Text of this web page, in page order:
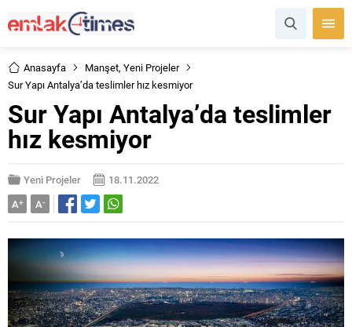
Anasayfa Manşet, Yeni Projeler
Sur Yapı Antalya’da teslimler hız kesmiyor
Sur Yapı Antalya’da teslimler
hız kesmiyor
Yeni Projeler
18.11.2022
A+ A-